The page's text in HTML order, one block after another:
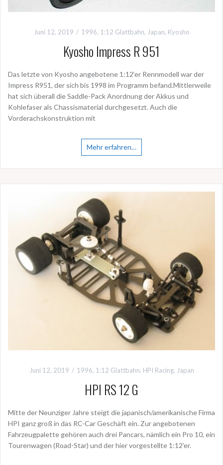
Juni 12, 2019 1996, 1:12 Glattbahn, Japan, Kyosho
Kyosho Impress R 951
Das letzte von Kyosho angebotene 1:12‘er Rennmodell war der
Impress R951, der sich bis 1998 im Programm befand.Mittlerweile
hat sich überall die Saddle-Pack Anordnung der Akkus und
Kohlefaser als Chassismaterial durchgesetzt. Auch die
Vorderachskonstruktion mit
Mehr erfahren…
Juni 12, 2019 1996, 1:12 Glattbahn, HPI Racing, Japan
HPI RS 12 G
Mitte der Neunziger Jahre steigt die japanisch/amerikanische Firma
HPI ganz groß in das RC-Car Geschäft ein. Zur angebotenen
Fahrzeugpalette gehören auch drei Pancars, nämlich ein Pro 10, ein
Tourenwagen (Road-Star) und der hier vorgestellte 1:12’er.